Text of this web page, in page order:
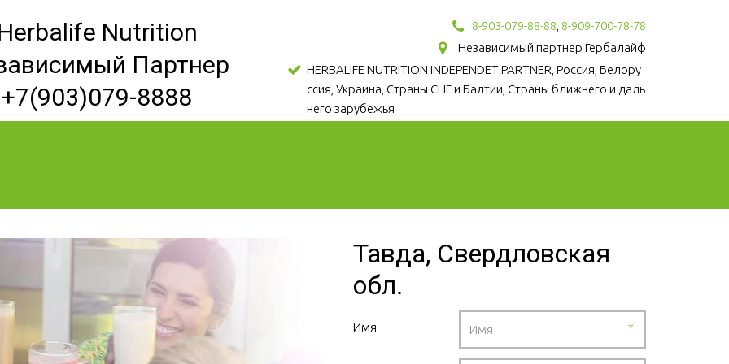
Nutrition
Партнер
+7(903)079-8888
8-903-079-88-88 8-909-700-78-78
Независимый партнер Гербалайф
HERBALIFE NUTRITION INDEPENDET PARTNER, Россия, Белору
ссия, Украина, Страны СНГ и Балтии, Страны ближнего и даль
него зарубежья
Тавда, Свердловская
обл.
Имя *